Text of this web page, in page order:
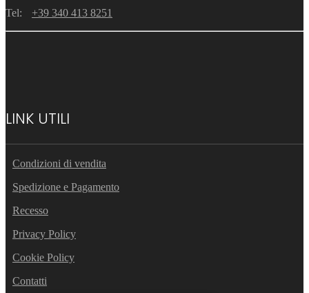
Tel:
+39 340 413 8251
LINK UTILI
Condizioni di vendita
Spedizione e Pagamento
Recesso
Privacy Policy
Cookie Policy
Contatti